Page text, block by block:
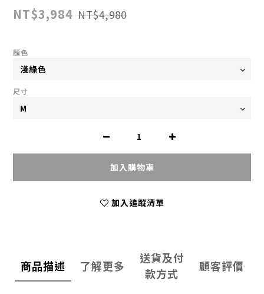
NT$3,984 NT$4,980
顏色
尺寸
加入購物車
加入追蹤清單
商品描述 了解更多
送貨及付
款方式
顧客評價